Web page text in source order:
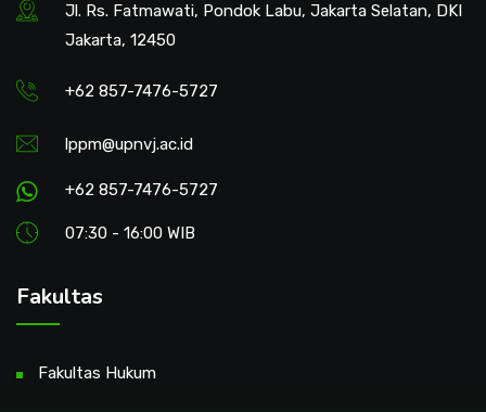
Jl. Rs. Fatmawati, Pondok Labu, Jakarta Selatan, DKI
Jakarta, 12450
+62 857-7476-5727
lppm@upnvj.ac.id
+62 857-7476-5727
07:30 - 16:00 WIB
Fakultas
Fakultas Hukum